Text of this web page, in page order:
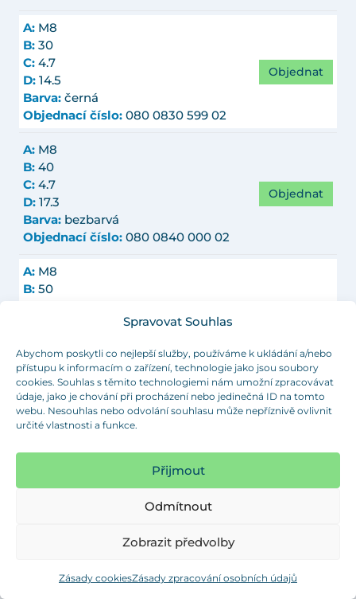
Spravovat Souhlas
Abychom poskytli co nejlepší služby, používáme k ukládání a/nebo
přístupu k informacím o zařízení, technologie jako jsou soubory
cookies. Souhlas s těmito technologiemi nám umožní zpracovávat
údaje, jako je chování při procházení nebo jedinečná ID na tomto
webu. Nesouhlas nebo odvolání souhlasu může nepříznivě ovlivnit
určité vlastnosti a funkce.
Přijmout
Odmítnout
Zobrazit předvolby
Zásady cookiesZásady zpracování osobních údajů
A: M8
B: 30
C: 4.7
D: 14.5
Barva: černá
Objednací číslo: 080 0830 599 02
Objednat
A: M8
B: 40
C: 4.7
D: 17.3
Barva: bezbarvá
Objednací číslo: 080 0840 000 02
Objednat
A: M8
B: 50
Objednací číslo: 080 0850 000 02
A: M8
B: 50
C: 4.7
080 0850 599 02
Barva: černá